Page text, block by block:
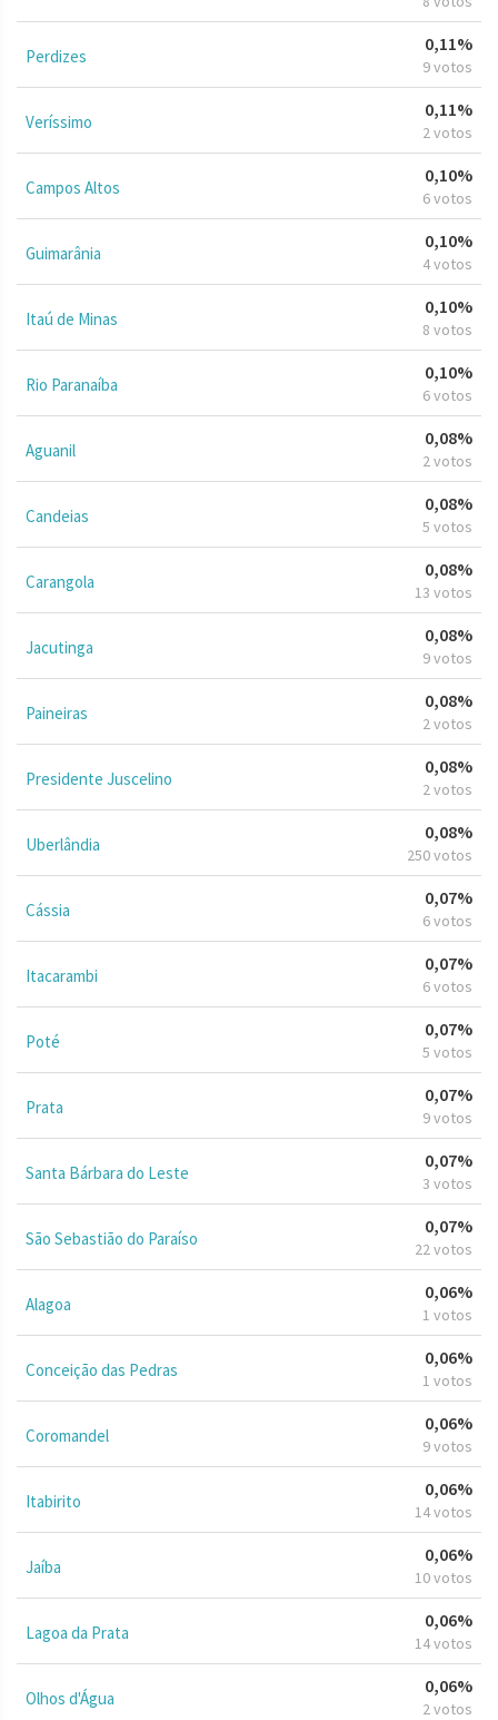
Perdizes
0,11%
9 votos
Veríssimo
0,11%
2 votos
Campos Altos
0,10%
6 votos
Guimarânia
0,10%
4 votos
Itaú de Minas
0,10%
8 votos
Rio Paranaíba
0,10%
6 votos
Aguanil
0,08%
2 votos
Candeias
0,08%
5 votos
Carangola
0,08%
13 votos
Jacutinga
0,08%
9 votos
Paineiras
0,08%
2 votos
Presidente Juscelino
0,08%
2 votos
Uberlândia
0,08%
250 votos
Cássia
0,07%
6 votos
Itacarambi
0,07%
6 votos
Poté
0,07%
5 votos
Prata
0,07%
9 votos
Santa Bárbara do Leste
0,07%
3 votos
São Sebastião do Paraíso
0,07%
22 votos
Alagoa
0,06%
1 votos
Conceição das Pedras
0,06%
1 votos
Coromandel
0,06%
9 votos
Itabirito
0,06%
14 votos
Jaíba
0,06%
10 votos
Lagoa da Prata
0,06%
14 votos
Olhos d'Água
0,06%
2 votos